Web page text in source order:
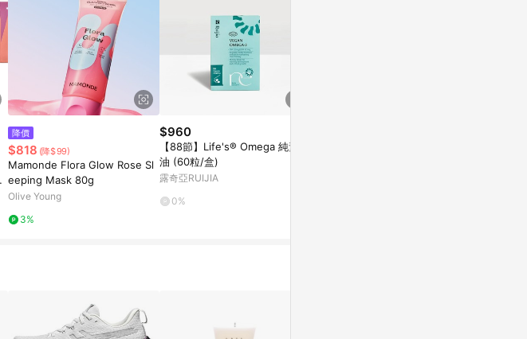
降價
$818 (降$99)
Mamonde Flora Glow Rose Sl
eeping Mask 80g
Olive Young
3%
$960
【88節】Life's® Omega 純素藻
油 (60粒/盒)
露奇亞RUIJIA
0%